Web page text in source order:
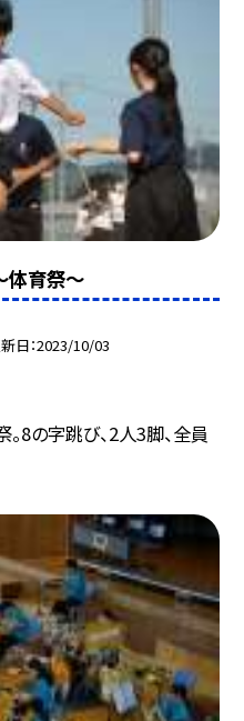
体育祭〜
日 2023/10/03
8の字跳び、2人3脚、全員